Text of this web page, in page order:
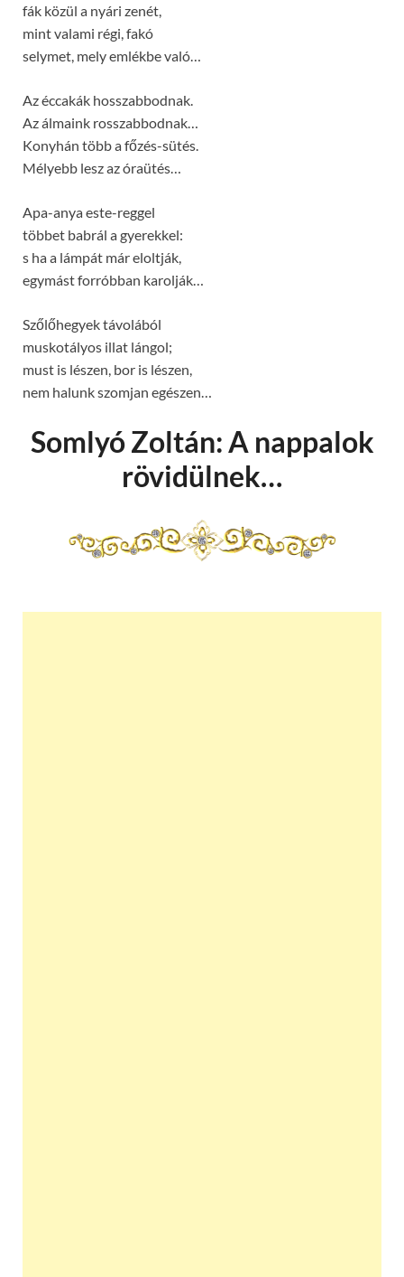
fák közül a nyári zenét,
mint valami régi, fakó
selymet, mely emlékbe való…
Az éccakák hosszabbodnak.
Az álmaink rosszabbodnak…
Konyhán több a főzés-sütés.
Mélyebb lesz az óraütés…
Apa-anya este-reggel
többet babrál a gyerekkel:
s ha a lámpát már eloltják,
egymást forróbban karolják…
Szőlőhegyek távolából
muskotályos illat lángol;
must is lészen, bor is lészen,
nem halunk szomjan egészen…
Somlyó Zoltán: A nappalok
rövidülnek…